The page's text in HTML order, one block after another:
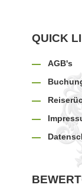
QUICK
AGB's